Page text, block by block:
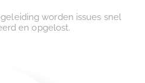
worden issues snel
en opgelost.